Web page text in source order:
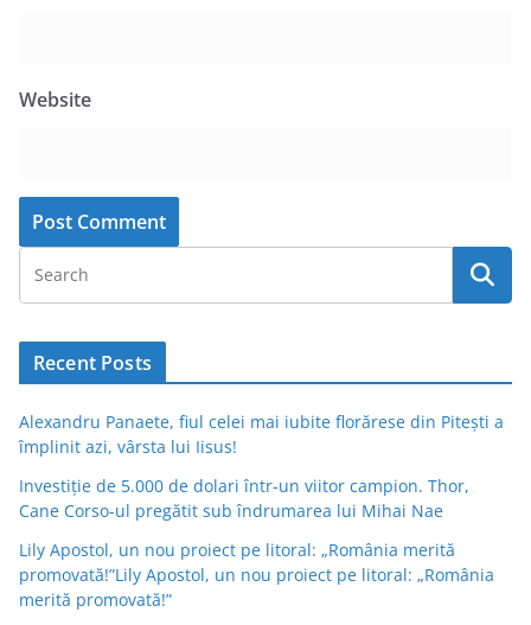
Website
Recent Posts
Alexandru Panaete, fiul celei mai iubite florărese din Pitești a
împlinit azi, vârsta lui Iisus!
Investiție de 5.000 de dolari într-un viitor campion. Thor,
Cane Corso-ul pregătit sub îndrumarea lui Mihai Nae
Lily Apostol, un nou proiect pe litoral: „România merită
promovată!”Lily Apostol, un nou proiect pe litoral: „România
merită promovată!”